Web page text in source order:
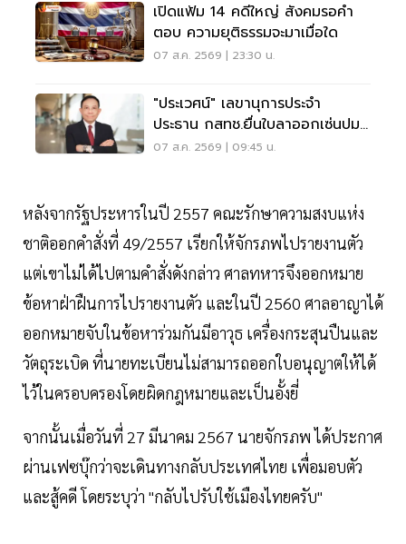
เปิดแฟ้ม 14 คดีใหญ่ สังคมรอคำ
ตอบ ความยุติธรรมจะมาเมื่อใด
07 ส.ค. 2569 | 23:30 น.
"ประเวศน์" เลขานุการประจำ
ประธาน กสทช.ยื่นใบลาออกเซ่นปม
คุณสมบัตินพ.สรณ
07 ส.ค. 2569 | 09:45 น.
หลังจากรัฐประหารในปี 2557 คณะรักษาความสงบแห่ง
ชาติออกคำสั่งที่ 49/2557 เรียกให้จักรภพไปรายงานตัว
แต่เขาไม่ได้ไปตามคำสั่งดังกล่าว ศาลทหารจึงออกหมาย
ข้อหาฝ่าฝืนการไปรายงานตัว และในปี 2560 ศาลอาญาได้
ออกหมายจับในข้อหาร่วมกันมีอาวุธ เครื่องกระสุนปืนและ
วัตถุระเบิด ที่นายทะเบียนไม่สามารถออกใบอนุญาตให้ได้
ไว้ในครอบครองโดยผิดกฎหมายและเป็นอั้งยี่
จากนั้นเมื่อวันที่ 27 มีนาคม 2567 นายจักรภพ ได้ประกาศ
ผ่านเฟซบุ๊กว่าจะเดินทางกลับประเทศไทย เพื่อมอบตัว
และสู้คดี โดยระบุว่า "กลับไปรับใช้เมืองไทยครับ"